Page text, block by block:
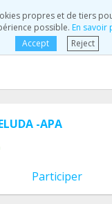
propres et de tiers
possible. En savoir
Accept
Reject
-APA
Participer